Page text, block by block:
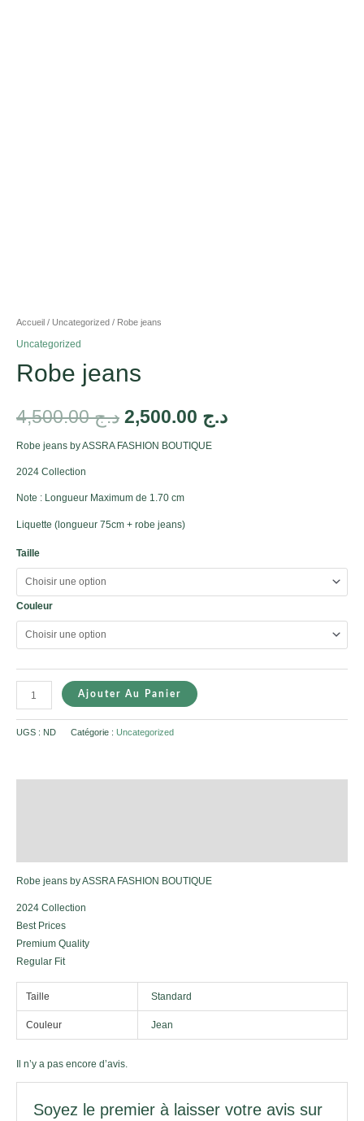
Accueil / Uncategorized / Robe jeans
Uncategorized
Robe jeans
د.ج4,500.00 د.ج
Robe jeans by ASSRA FASHION BOUTIQUE
2024 Collection
Note : Longueur Maximum de 1.70 cm
Liquette (longueur 75cm + robe jeans)
Taille
Couleur
Ajouter Au Panier
UGS : ND Catégorie : Uncategorized
Robe jeans by ASSRA FASHION BOUTIQUE
2024 Collection
Best Prices
Premium Quality
Regular Fit
Taille Standard
Couleur Jean
Il n’y a pas encore d’avis.
Soyez le premier à laisser votre avis sur